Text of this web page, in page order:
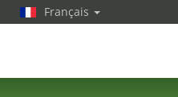
Français